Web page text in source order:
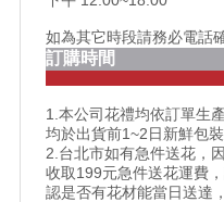
如為其它時段請務必電話
訂購時間
1.本公司花禮均依訂單生
均於出貨前1~2日新鮮包
2.台北市如有急件送花，
收取199元急件送花運費
認是否有花材能當日送達